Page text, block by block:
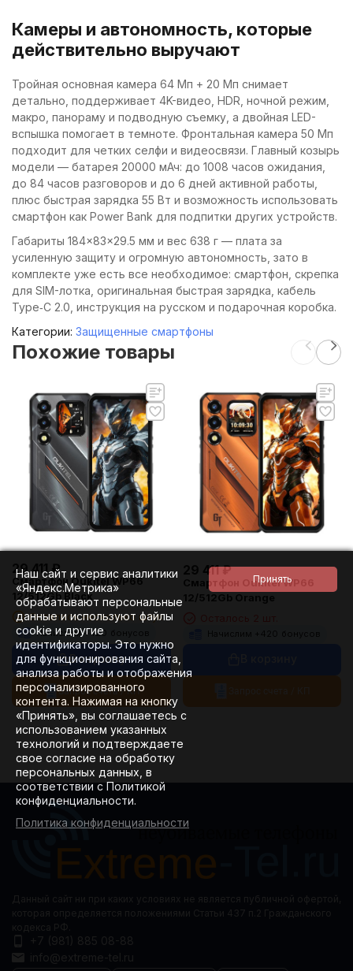
Камеры и автономность, которые
действительно выручают
Тройная основная камера 64 Мп + 20 Мп снимает
детально, поддерживает 4K-видео, HDR, ночной режим,
макро, панораму и подводную съемку, а двойная LED-
вспышка помогает в темноте. Фронтальная камера 50 Мп
подходит для четких селфи и видеосвязи. Главный козырь
модели — батарея 20000 мАч: до 1008 часов ожидания,
до 84 часов разговоров и до 6 дней активной работы,
плюс быстрая зарядка 55 Вт и возможность использовать
смартфон как Power Bank для подпитки других устройств.
Габариты 184×83×29.5 мм и вес 638 г — плата за
усиленную защиту и огромную автономность, зато в
комплекте уже есть все необходимое: смартфон, скрепка
для SIM-лотка, оригинальная быстрая зарядка, кабель
Type‑C 2.0, инструкция на русском и подарочная коробка.
Категории: Защищенные смартфоны
Похожие товары
29 411 ₽
Смартфон Oukitel WP66
12/512Gb Black
Осталось несколько штук
Начислим +420 бонусов
В корзину
Запрос счета / КП
29 411 ₽
Смартфон Oukitel WP66
12/512Gb Orange
Начислим + 420 бонусов
Наш сайт и сервис аналитики
«Яндекс.Метрика»
обрабатывают персональные
данные и используют файлы
cookie и другие
идентификаторы. Это нужно
для функционирования сайта,
анализа работы и отображения
персонализированного
контента. Нажимая на кнопку
«Принять», вы соглашаетесь с
использованием указанных
технологий и подтверждаете
свое согласие на обработку
персональных данных, в
соответствии с Политикой
конфиденциальности.
Политика конфиденциальности